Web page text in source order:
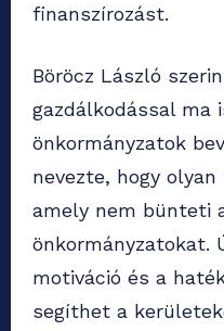
finanszírozást.
Böröcz László
gazdálkodással ma
önkormányzatok
nevezte, hogy
amely nem bünteti
önkormányzatokat.
motiváció és a
segíthet a